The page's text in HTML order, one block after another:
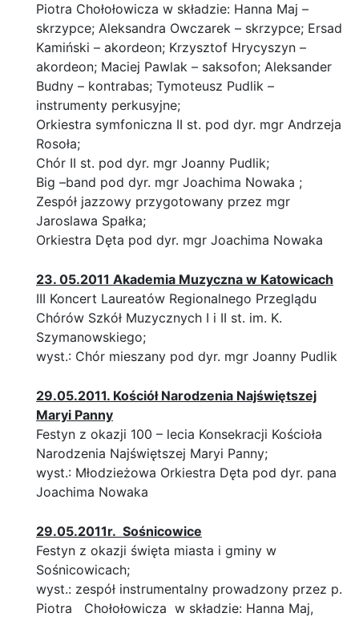
Piotra Chołołowicza w składzie: Hanna Maj –
skrzypce; Aleksandra Owczarek – skrzypce; Ersad
Kamiński – akordeon; Krzysztof Hrycyszyn –
akordeon; Maciej Pawlak – saksofon; Aleksander
Budny – kontrabas; Tymoteusz Pudlik –
instrumenty perkusyjne;
Orkiestra symfoniczna II st. pod dyr. mgr Andrzeja
Rosoła;
Chór II st. pod dyr. mgr Joanny Pudlik;
Big –band pod dyr. mgr Joachima Nowaka ;
Zespół jazzowy przygotowany przez mgr
Jaroslawa Spałka;
Orkiestra Dęta pod dyr. mgr Joachima Nowaka
23. 05.2011 Akademia Muzyczna w Katowicach
III Koncert Laureatów Regionalnego Przeglądu
Chórów Szkół Muzycznych I i II st. im. K.
Szymanowskiego;
wyst.: Chór mieszany pod dyr. mgr Joanny Pudlik
29.05.2011. Kościół Narodzenia Najświętszej
Maryi Panny
Festyn z okazji 100 – lecia Konsekracji Kościoła
Narodzenia Najświętszej Maryi Panny;
wyst.: Młodzieżowa Orkiestra Dęta pod dyr. pana
Joachima Nowaka
29.05.2011r. Sośnicowice
Festyn z okazji święta miasta i gminy w
Sośnicowicach;
wyst.: zespół instrumentalny prowadzony przez p.
Piotra Chołołowicza w składzie: Hanna Maj,